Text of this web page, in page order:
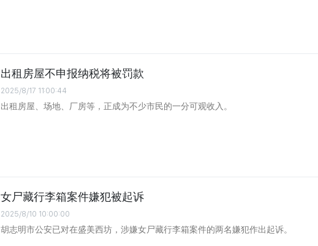
出租房屋不申报纳税将被罚款
2025/8/17 11:00:44
出租房屋、场地、厂房等，正成为不少市民的一分可观收入。
女尸藏行李箱案件嫌犯被起诉
2025/8/10 10:00:00
胡志明市公安已对在盛美西坊，涉嫌女尸藏行李箱案件的两名嫌犯作出起诉。